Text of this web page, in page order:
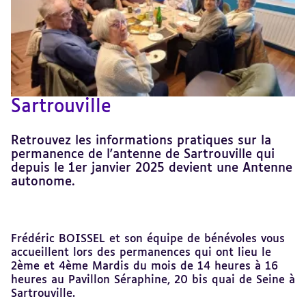
Sartrouville
Retrouvez les informations pratiques sur la
permanence de l'antenne de Sartrouville qui
depuis le 1er janvier 2025 devient une Antenne
autonome.
Frédéric BOISSEL et son équipe de bénévoles vous
accueillent lors des permanences qui ont lieu le
2ème et 4ème Mardis du mois de 14 heures à 16
heures au Pavillon Séraphine, 20 bis quai de Seine à
Sartrouville.
Revenir
au
sommaire